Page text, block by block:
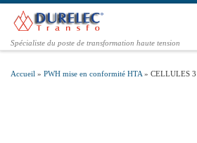
Passer au contenu
Spécialiste du poste de transformation haute tension
Accueil » PWH mise en conformité HTA » CELLULES 3